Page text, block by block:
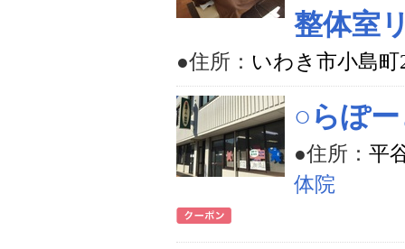
整体室
●住所： いわき市小島町
○らぽ
●住所： 平
体院